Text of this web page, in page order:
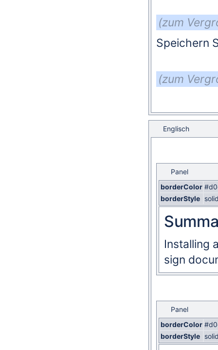
(zum
Speichern
(zum
Englisch
Panel
borderColor
borderStyle
Installing
sign
Panel
borderColor
borderStyle